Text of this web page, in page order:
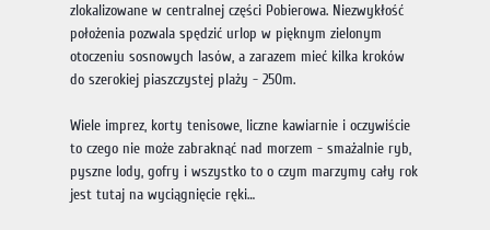
zlokalizowane w centralnej części Pobierowa. Niezwykłość
położenia pozwala spędzić urlop w pięknym zielonym
otoczeniu sosnowych lasów, a zarazem mieć kilka kroków
do szerokiej piaszczystej plaży - 250m.
Wiele imprez, korty tenisowe, liczne kawiarnie i oczywiście
to czego nie może zabraknąć nad morzem - smażalnie ryb,
pyszne lody, gofry i wszystko to o czym marzymy cały rok
jest tutaj na wyciągnięcie ręki…